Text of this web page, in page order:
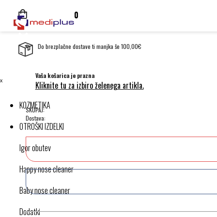
0
Do brezplačne dostave ti manjka še 100,00€
Vaša košarica je prazna
Kliknite tu za izbiro želenega artikla.
SKUPAJ:
Dostava:
ˣ
KOZMETIKA
OTROŠKI IZDELKI
Igor obutev
Happy nose cleaner
Baby nose cleaner
Dodatki